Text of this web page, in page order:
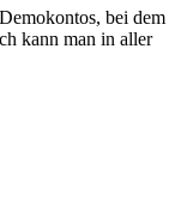
bei dem
kann man in aller